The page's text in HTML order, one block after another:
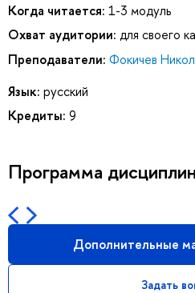
Когда читается: 1-3 модуль
Охват аудитории: для своего
Преподаватели: Фокичев
Язык: русский
Кредиты: 9
Программа
Дополнительные
Задать